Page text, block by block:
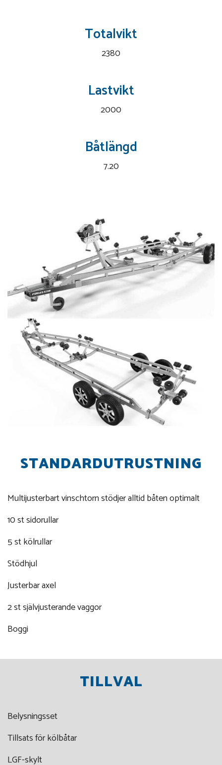
Totalvikt
2380
Lastvikt
2000
Båtlängd
7.20
STANDARDUTRUSTNING
Multijusterbart vinschtorn stödjer alltid båten optimalt
10 st sidorullar
5 st kölrullar
Stödhjul
Justerbar axel
2 st självjusterande vaggor
Boggi
TILLVAL
Belysningsset
Tillsats för kölbåtar
LGF-skylt